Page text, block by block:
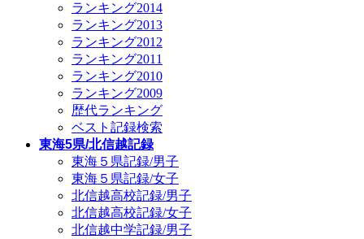
ランキング2014
ランキング2013
ランキング2012
ランキング2011
ランキング2010
ランキング2009
歴代ランキング
ベスト記録検索
東海5県/北信越記録
東海５県記録/男子
東海５県記録/女子
北信越高校記録/男子
北信越高校記録/女子
北信越中学記録/男子